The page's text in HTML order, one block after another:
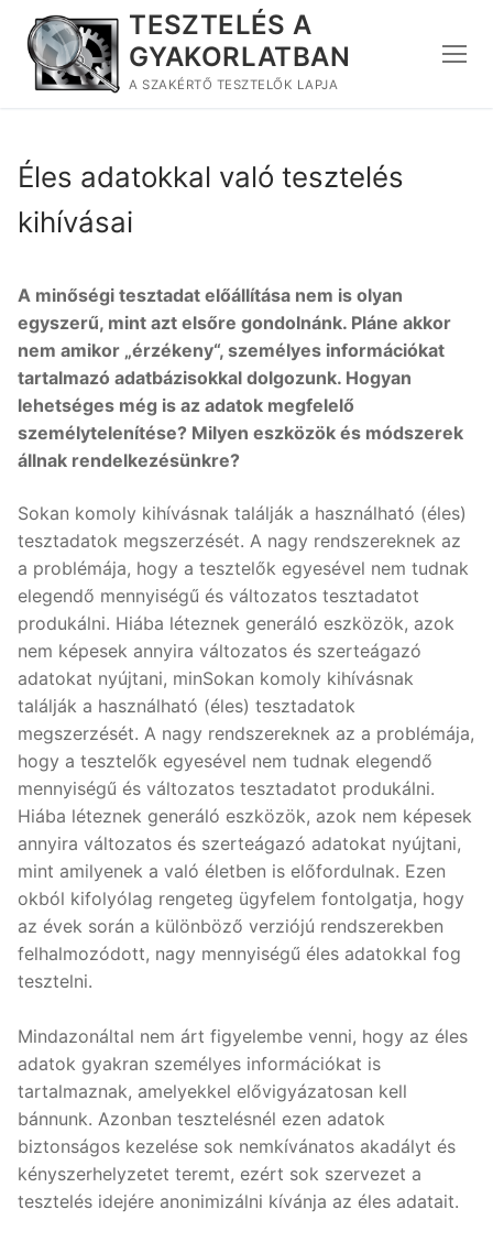
Ugrás
tartalomra
TESZTELÉS A
GYAKORLATBAN
A SZAKÉRTŐ TESZTELŐK LAPJA
Éles adatokkal való tesztelés
kihívásai
A minőségi tesztadat előállítása nem is olyan
egyszerű, mint azt elsőre gondolnánk. Pláne akkor
nem amikor „érzékeny“, személyes információkat
tartalmazó adatbázisokkal dolgozunk. Hogyan
lehetséges még is az adatok megfelelő
személytelenítése? Milyen eszközök és módszerek
állnak rendelkezésünkre?
Sokan komoly kihívásnak találják a használható (éles)
tesztadatok megszerzését. A nagy rendszereknek az
a problémája, hogy a tesztelők egyesével nem tudnak
elegendő mennyiségű és változatos tesztadatot
produkálni. Hiába léteznek generáló eszközök, azok
nem képesek annyira változatos és szerteágazó
adatokat nyújtani, minSokan komoly kihívásnak
találják a használható (éles) tesztadatok
megszerzését. A nagy rendszereknek az a problémája,
hogy a tesztelők egyesével nem tudnak elegendő
mennyiségű és változatos tesztadatot produkálni.
Hiába léteznek generáló eszközök, azok nem képesek
annyira változatos és szerteágazó adatokat nyújtani,
mint amilyenek a való életben is előfordulnak. Ezen
okból kifolyólag rengeteg ügyfelem fontolgatja, hogy
az évek során a különböző verziójú rendszerekben
felhalmozódott, nagy mennyiségű éles adatokkal fog
tesztelni.
Mindazonáltal nem árt figyelembe venni, hogy az éles
adatok gyakran személyes információkat is
tartalmaznak, amelyekkel elővigyázatosan kell
bánnunk. Azonban tesztelésnél ezen adatok
biztonságos kezelése sok nemkívánatos akadályt és
kényszerhelyzetet teremt, ezért sok szervezet a
tesztelés idejére anonimizálni kívánja az éles adatait.